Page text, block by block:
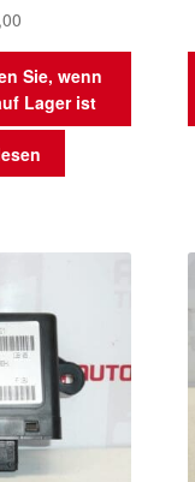
Sie, wenn
Lager ist